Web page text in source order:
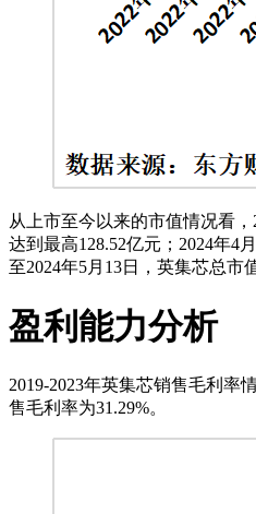
从上市至今以来的市值情况看
达到最高128.52亿元；2024年4
至2024年5月13日，英集芯总市
盈利能力分析
2019-2023年英集芯销售毛利率
售毛利率为31.29%。